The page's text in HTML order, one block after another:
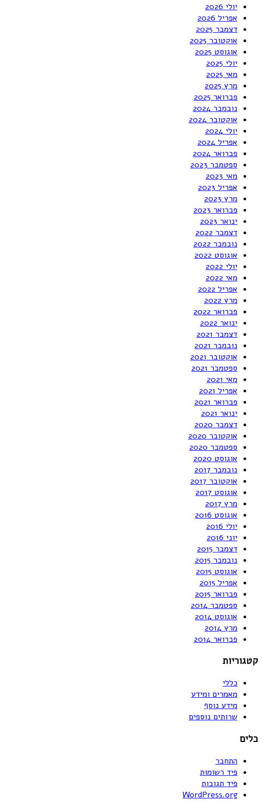
יולי 2026
אפריל 2026
דצמבר 2025
אוקטובר 2025
אוגוסט 2025
יולי 2025
מאי 2025
מרץ 2025
פברואר 2025
נובמבר 2024
אוקטובר 2024
יולי 2024
אפריל 2024
פברואר 2024
ספטמבר 2023
מאי 2023
אפריל 2023
מרץ 2023
פברואר 2023
ינואר 2023
דצמבר 2022
נובמבר 2022
אוגוסט 2022
יולי 2022
מאי 2022
אפריל 2022
מרץ 2022
פברואר 2022
ינואר 2022
דצמבר 2021
נובמבר 2021
אוקטובר 2021
ספטמבר 2021
מאי 2021
אפריל 2021
פברואר 2021
ינואר 2021
דצמבר 2020
אוקטובר 2020
ספטמבר 2020
אוגוסט 2020
נובמבר 2017
אוקטובר 2017
אוגוסט 2017
מרץ 2017
אוגוסט 2016
יולי 2016
יוני 2016
דצמבר 2015
נובמבר 2015
אוגוסט 2015
אפריל 2015
פברואר 2015
ספטמבר 2014
אוגוסט 2014
מרץ 2014
פברואר 2014
קטגוריות
כללי
מאמרים ומידע
מידע נוסף
שרותים נוספים
כלים
התחבר
פיד רשומות
פיד תגובות
WordPress.org